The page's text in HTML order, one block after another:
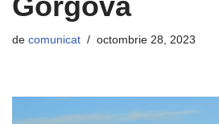
de comunicat octombrie 28, 2023